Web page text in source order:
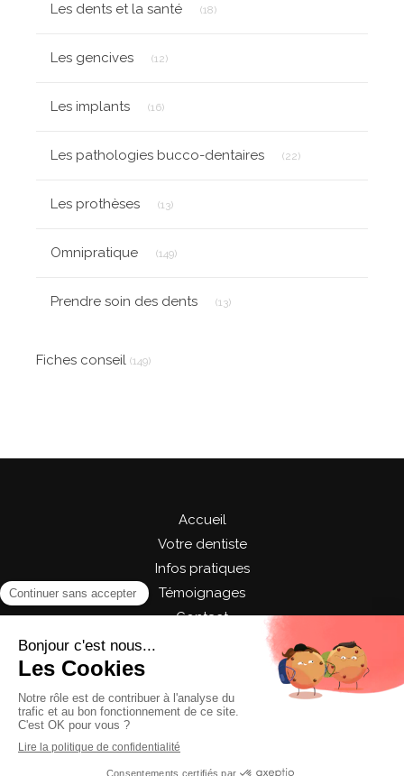
Les dents et la santé (18)
Les gencives (12)
Les implants (16)
Les pathologies bucco-dentaires (22)
Les prothèses (13)
Omnipratique (149)
Prendre soin des dents (13)
Fiches conseil (149)
Accueil
Votre dentiste
Infos pratiques
Témoignages
Contact
©2024 Cabinet Dentaire du Centre - Chirurgie
Plan du site
Mentions légales